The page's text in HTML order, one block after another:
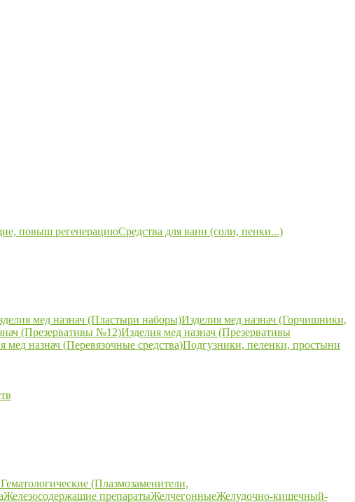
повыш регенерациюСредства для ванн (соли, пенки...)
мед назнач (Пластыри наборы)Изделия мед назнач (Горчишники,
(Презервативы №12)Изделия мед назнач (Презервативы
мед назнач (Перевязочные средства)Подгузники, пеленки, простыни
Гематологические (Плазмозаменители,
Железосодержащие препаратыЖелчегонныеЖелудочно-кишечный-